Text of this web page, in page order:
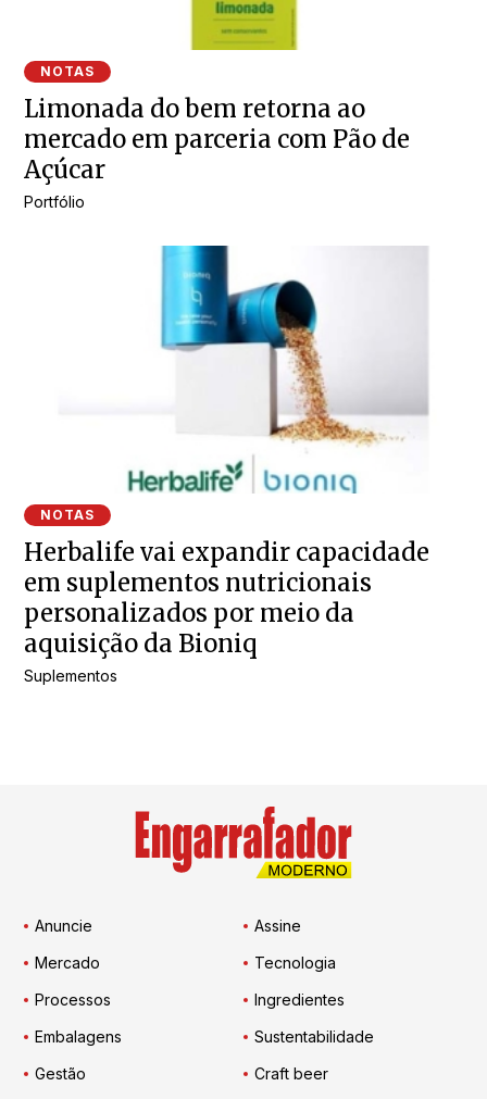
NOTAS
Limonada do bem retorna ao
mercado em parceria com Pão de
Açúcar
Portfólio
NOTAS
Herbalife vai expandir capacidade
em suplementos nutricionais
personalizados por meio da
aquisição da Bioniq
Suplementos
Anuncie
Assine
Mercado
Tecnologia
Processos
Ingredientes
Embalagens
Sustentabilidade
Gestão
Craft beer